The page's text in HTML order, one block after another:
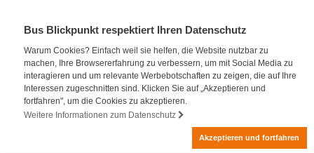
Bus Blickpunkt respektiert Ihren Datenschutz
Warum Cookies? Einfach weil sie helfen, die Website nutzbar zu
machen, Ihre Browsererfahrung zu verbessern, um mit Social Media zu
interagieren und um relevante Werbebotschaften zu zeigen, die auf Ihre
Interessen zugeschnitten sind. Klicken Sie auf „Akzeptieren und
fortfahren", um die Cookies zu akzeptieren.
Weitere Informationen zum Datenschutz
Akzeptieren und fortfahren